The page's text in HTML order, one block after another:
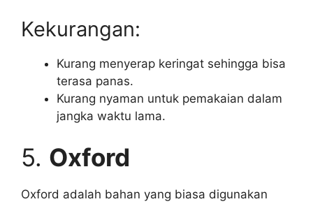
Kekurangan:
Kurang menyerap keringat sehingga bisa
terasa panas.
Kurang nyaman untuk pemakaian dalam
jangka waktu lama.
5. Oxford
Oxford adalah bahan yang biasa digunakan